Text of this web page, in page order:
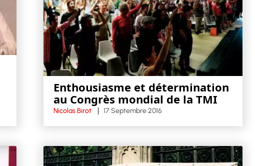
Enthousiasme et détermination
au Congrès mondial de la TMI
Nicolas Birot 17 Septembre 2016